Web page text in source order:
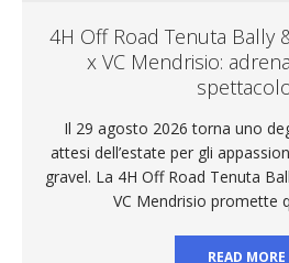
4H Off Road Tenuta Bally
x VC Mendrisio:
Il 29 agosto 2026 torna uno
attesi dell’estate per gli
gravel. La 4H Off Road Tenuta
VC Mendrisio promette
READ MORE